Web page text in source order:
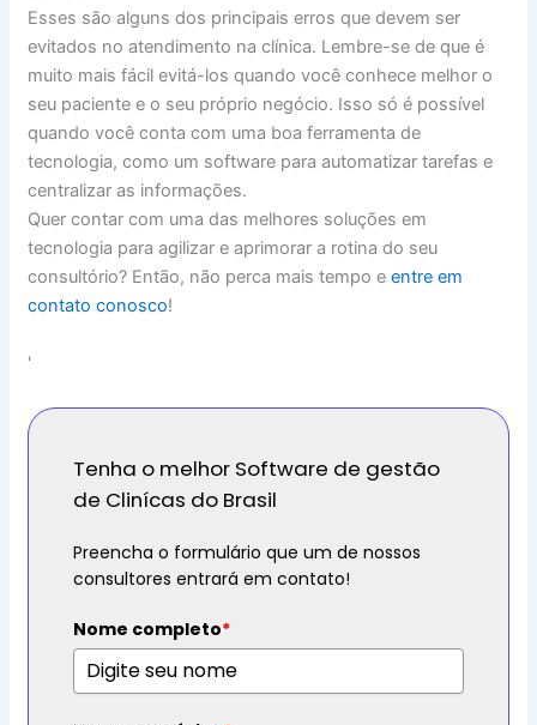
Esses são alguns dos principais erros que devem ser
evitados no atendimento na clínica. Lembre-se de que é
muito mais fácil evitá-los quando você conhece melhor o
seu paciente e o seu próprio negócio. Isso só é possível
quando você conta com uma boa ferramenta de
tecnologia, como um software para automatizar tarefas e
centralizar as informações.
Quer contar com uma das melhores soluções em
tecnologia para agilizar e aprimorar a rotina do seu
consultório? Então, não perca mais tempo e entre em
contato conosco!
'
Tenha o melhor Software de gestão
de Clinícas do Brasil
Preencha o formulário que um de nossos
consultores entrará em contato!
Nome completo*